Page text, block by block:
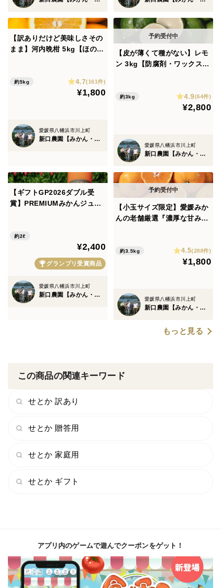
【訳ありだけど美味しさその
まま】河内晩柑 5kg【ほのか
約5kg 4.7(161件)
¥1,800
愛媛県八幡浜市川上町
新口農園【みかん・柑橘グランプリ2026最高金賞受賞】
【皮が薄くて種がない】レモ
ン 3kg【防腐剤・ワックス不
約3kg 4.9(64件)
¥2,800
愛媛県八幡浜市川上町
新口農園【みかん・柑橘グランプリ2026最高金賞受賞】
【ギフトGP2026ダブル受
賞】PREMIUMみかんジュー
約2ℓ
¥2,400
グランプリ受賞商品
愛媛県八幡浜市川上町
新口農園【みかん・柑橘グランプリ2026最高金賞受賞】
【小玉サイズ限定】愛媛みか
んの老舗厳選『濃厚な甘みと
ん・柑橘グランプリ2026最高
約3.5kg 4.5(288件)
¥1,800
愛媛県八幡浜市川上町
新口農園【みかん・柑橘グランプリ2026最高金賞受賞】
もっと見る
この商品の関連キーワード
せとか 訳あり
せとか 贈答用
せとか 家庭用
せとか ギフト
アプリ内のゲームで遊んでクーポンをゲット！